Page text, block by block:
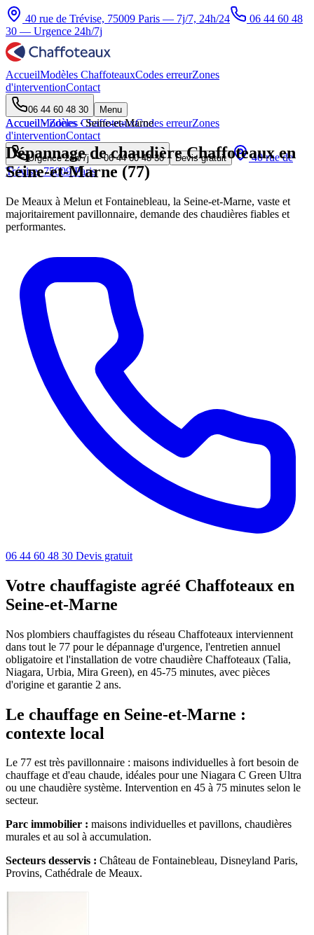
40 rue de Trévise, 75009 Paris — 7j/7, 24h/24
06 44 60 48
30 — Urgence 24h/7j
AccueilModèles ChaffoteauxCodes erreurZones
d'interventionContact
06 44 60 48 30 Menu
AccueilModèles ChaffoteauxCodes erreurZones
d'interventionContact
Urgence 24h/7j —06 44 60 48 30 Devis gratuit
40 rue de
Trévise, 75009 Paris
Accueil·Zones·Seine-et-Marne
Dépannage de chaudière Chaffoteaux en
Seine-et-Marne (77)
De Meaux à Melun et Fontainebleau, la Seine-et-Marne, vaste et
majoritairement pavillonnaire, demande des chaudières fiables et
performantes.
06 44 60 48 30 Devis gratuit
Votre chauffagiste agréé Chaffoteaux en
Seine-et-Marne
Nos plombiers chauffagistes du réseau Chaffoteaux interviennent
dans tout le 77 pour le dépannage d'urgence, l'entretien annuel
obligatoire et l'installation de votre chaudière Chaffoteaux (Talia,
Niagara, Urbia, Mira Green), en 45-75 minutes, avec pièces
d'origine et garantie 2 ans.
Le chauffage en Seine-et-Marne :
contexte local
Le 77 est très pavillonnaire : maisons individuelles à fort besoin de
chauffage et d'eau chaude, idéales pour une Niagara C Green Ultra
ou une chaudière système. Intervention en 45 à 75 minutes selon le
secteur.
Parc immobilier : maisons individuelles et pavillons, chaudières
murales et au sol à accumulation.
Secteurs desservis : Château de Fontainebleau, Disneyland Paris,
Provins, Cathédrale de Meaux.